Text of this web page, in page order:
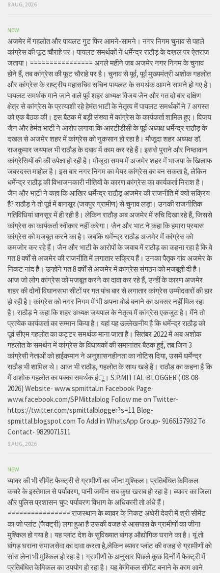
8 AUG, 2026
NEW
अजमेर में गहलोत और पायलट गुट फिर आमने-सामने। नगर निगम चुनाव से पहले
कांग्रेस की फूट चौराहे पर। पायलट समर्थकों ने धर्मेन्द्र राठौड़ के दखल पर ऐतराज
जताया। ================ अगले महीने जब अजमेर नगर निगम के चुनाव
होने हैं, तब कांग्रेस की फूट चौराहे पर है। चुनाव से पूर्व, पूर्व मुख्यमंत्री अशोक गहलोत
और कांग्रेस के राष्ट्रीय महासचिव सचिन पायलट के समर्थक आमने सामने हो गए है।
पायलट समर्थक माने जाने वाले पूर्व शहर अध्यक्ष विजय जैन और गत दो बार दक्षिण
क्षेत्र से कांग्रेस के प्रत्याशी रहे हेमंत भाटी के नेतृत्व में पायलट समर्थकों ने 7 अगस्त
को एक बैठक की। इस बैठक में बड़ी संख्या में कांग्रेस के कार्यकर्ता शामिल हुए। विजय
जैन और हेमंत भाटी ने आरोप लगाया कि आरटीडीसी के पूर्व अध्यक्ष धर्मेन्द्र राठौड़ के
दखल से अजमेर शहर में कांग्रेस को नुकसान हो रहा है। मौजूदा शहर अध्यक्ष डॉ.
राजकुमार जयपाल भी राठौड़ के दबाव में काम कर रहे हैं। इससे पुराने और निष्ठावान
कांग्रेसियों की की उपेक्षा हो रही है। मौजूदा समय में अजमेर शहर में भाजपा के खिलाफ
जबरदस्त माहोल है। इस बार नगर निगम का मेयर कांग्रेस का बन सकता है, लेकिन
धर्मेन्द्र राठौड़ की विभाजनकारी नीतियों के कारण कांग्रेस का कार्यकर्ता निराश है।
जैन और भाटी ने कहा कि आखिर धर्मेन्द्र राठौड़ अजमेर की राजनीति में क्यों सक्रिय
हैै? राठौड़ ने तो पूर्व में बानसूर (जयपुर ग्रामीण) से चुनाव लड़ा। उनकी राजनीतिक
गतिविधियां बानसूर में ही रही है। लेकिन राठौड़ अब अजमेर में रुचि दिखा रहे हैं, जिससे
कांग्रेस का कार्यकर्ता स्वीकार नहीं करेगा। जैन और भाट ने कहा कि हमारा प्रयास
कांग्रेस को मजबूत करने का है। जबकि धर्मेन्द्र राठौड़ अजमेर में कांग्रेस को
कमजोर कर रहे हैं। जैन और भाटी के आरोपों के जवाब में राठौड़ का कहना रहा है कि वे
गत 8 वर्षों से अजमेर की राजनीति में लगातार सक्रिय हैं। उनका पैतृक गांव अजमेर के
निकट नांद है। उन्होंने गत 8 वर्षों से अजमेर में कांग्रेस संगठन को मजबूती दी है।
आज जो लोग कांग्रेस को मजबूत करने का दावा कर रहे हैं, उन्हीं के कारण अजमेर
शहर की दोनों विधानसभा सीटों पर गत पांच बार से लगातार कांग्रेस उम्मीदवारों की हार
हो रही है। कांग्रेस को नगर निगम में भी अपना बोर्ड बनाने का अवसर नहीं मिल रहा
है। राठौड़ ने कहा कि शहर अध्यक्ष जयपाल के नेतृत्व में कांग्रेस एकजुट है। मैंने तो
प्रत्येक कार्यकर्ता का सम्मान किया है। यहां यह उल्लेखनीय है कि धर्मेन्द्र राठौड़ को
पूर्व सीएम गहलोत का कट्टर समर्थक माना जाता है। सितंबर 2022 में अब अशोक
गहलोत के समर्थन में कांग्रेस के विधायकों की समानांतर बैठक हुई, तब जिन 3
कांग्रेसी नेताओं को हाईकमान ने अनुशासनहीनता का नोटिस दिया, उसमें धर्मेन्द्र
राठौड़ भी शामिल थे। आज भी राठौड़, गहलोत के साथ खड़े हैं। राठौड़ का कहना है कि
मैं अशोक गहलोत का पक्का समर्थक हंू। S.P.MITTAL BLOGGER ( 08-08-
2026) Website- www.spmittal.in Facebook Page-
www.facebook.com/SPMittalblog Follow me on Twitter-
https://twitter.com/spmittalblogger?s=11 Blog-
spmittal.blogspot.com To Add in WhatsApp Group- 9166157932 To
Contact- 9829071511
8 AUG, 2026
NEW
ब्यावर की भी सीमेंट फैक्ट्री से ग्रामीणों का जीना मुश्किल। प्रतिबंधित केमिकल
कचरे के इस्तेमाल से पर्यावरण, पानी जमीन सब कुछ खराब हो रहा है। ब्यावर का जिला
और पुलिस प्रशासन चुप: पर्यावरण विभाग के अधिकारी तो अंधे हैं।
================ राजस्थान के ब्यावर के निकट अंधेरी देवरी में श्री सीमेंट
का जो प्लांट (फैक्ट्री) लगा हुआ है उसकी वजह से आसपास के ग्रामीणों का जीना
मुश्किल हो गया है। यह प्लांट देश के सुविख्यात बांगड़ औद्योगिक घराने का है। यूं तो
बांगड़ घराना समाजसेवा का दावा करता है,लेकिन ब्यावर प्लांट की वजह से ग्रामीणों को
सांस लेना भी मुश्किल हो रहा है। ग्रामीणों के अनुसार पिछले कुछ दिनों में फैक्ट्री में
प्रतिबंधित केमिकल का उपयोग हो रहा है। यह केमिकल सीमेंट बनाने के काम आने